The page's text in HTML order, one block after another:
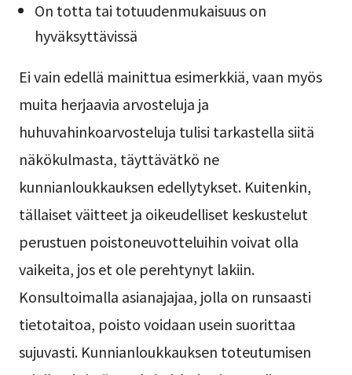
On totta tai totuudenmukaisuus on
hyväksyttävissä
Ei vain edellä mainittua esimerkkiä, vaan myös
muita herjaavia arvosteluja ja
huhuvahinkoarvosteluja tulisi tarkastella siitä
näkökulmasta, täyttävätkö ne
kunnianloukkauksen edellytykset. Kuitenkin,
tällaiset väitteet ja oikeudelliset keskustelut
perustuen poistoneuvotteluihin voivat olla
vaikeita, jos et ole perehtynyt lakiin.
Konsultoimalla asianajajaa, jolla on runsaasti
tietotaitoa, poisto voidaan usein suorittaa
sujuvasti. Kunnianloukkauksen toteutumisen